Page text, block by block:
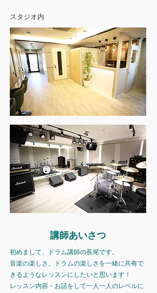
スタジオ内
​講師あいさつ
初めまして、ドラム講師の長尾です。
音楽の楽しさ、ドラムの楽しさを一緒に共有で
きるようなレッスンにしたいと思います！
レッスン内容・お話をして一人一人のレベルに